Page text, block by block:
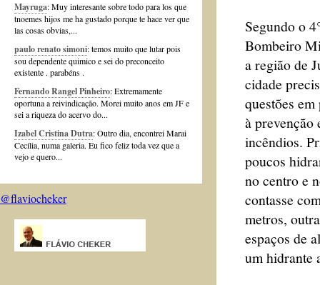
Mayruga: Muy interesante sobre todo para los que
tnoemes hijos me ha gustado porque te hace ver que
las cosas obvias,...
paulo renato simoni: temos muito que lutar pois
sou dependente quimico e sei do preconceito
existente . parabéns .
Fernando Rangel Pinheiro: Extremamente
oportuna a reivindicação. Morei muito anos em JF e
sei a riqueza do acervo do...
Izabel Cristina Dutra: Outro dia, encontrei Marai
Cecília, numa galeria. Eu fico feliz toda vez que a
vejo e quero...
@flaviocheker
Segundo o
Bombeiro
a região de
cidade
questões
à prevenção
incêndios.
poucos
no centro e
contasse
metros,
espaços de
um hidrante